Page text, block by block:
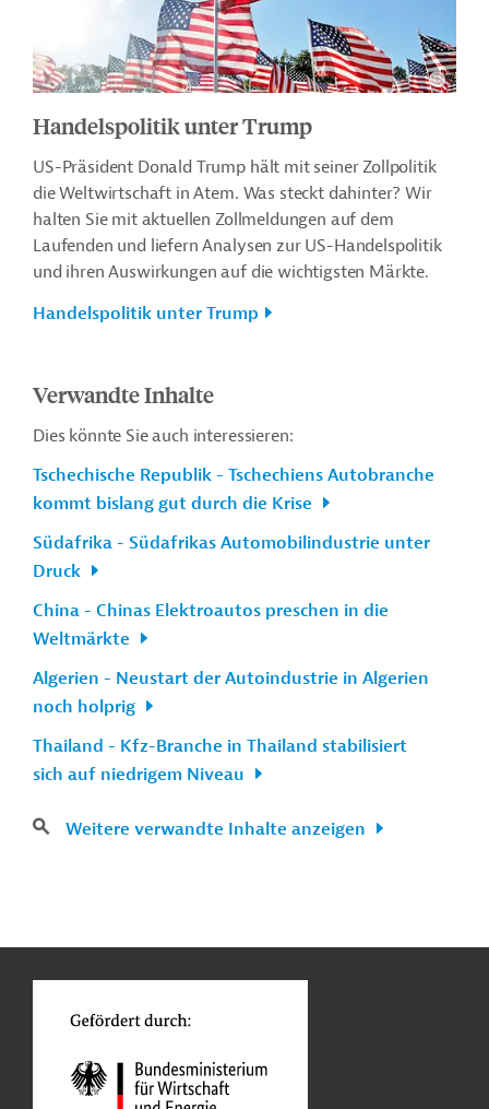
Handelspolitik unter Trump
US-Präsident Donald Trump hält mit seiner Zollpolitik
die Weltwirtschaft in Atem. Was steckt dahinter? Wir
halten Sie mit aktuellen Zollmeldungen auf dem
Laufenden und liefern Analysen zur US-Handelspolitik
und ihren Auswirkungen auf die wichtigsten Märkte.
Handelspolitik unter Trump
Verwandte Inhalte
Dies könnte Sie auch interessieren:
Tschechische Republik - Tschechiens Autobranche
kommt bislang gut durch die Krise
Südafrika - Südafrikas Automobilindustrie unter
Druck
China - Chinas Elektroautos preschen in die
Weltmärkte
Algerien - Neustart der Autoindustrie in Algerien
noch holprig
Thailand - Kfz-Branche in Thailand stabilisiert
sich auf niedrigem Niveau
Weitere verwandte Inhalte anzeigen